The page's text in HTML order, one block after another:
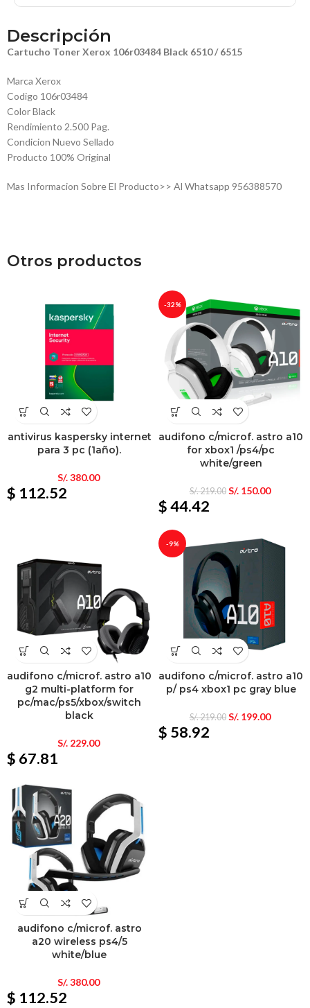
Descripción
Cartucho Toner Xerox 106r03484 Black 6510 / 6515
Marca Xerox
Codigo 106r03484
Color Black
Rendimiento 2.500 Pag.
Condicion Nuevo Sellado
Producto 100% Original
Mas Informacion Sobre El Producto>> Al Whatsapp 956388570
Otros productos
antivirus kaspersky internet
para 3 pc (1año).
S/.380.00
$ 112.52
-32%
audifono c/microf. astro a10
for xbox1 /ps4/pc
white/green
S/.219.00 S/.150.00
$ 44.42
audifono c/microf. astro a10
g2 multi-platform for
pc/mac/ps5/xbox/switch
black
S/.229.00
$ 67.81
-9%
audifono c/microf. astro a10
p/ ps4 xbox1 pc gray blue
S/.219.00 S/.199.00
$ 58.92
audifono c/microf. astro
a20 wireless ps4/5
white/blue
S/.380.00
$ 112.52